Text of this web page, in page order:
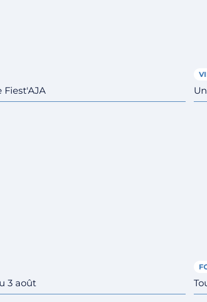
Fiest'AJA
3 août